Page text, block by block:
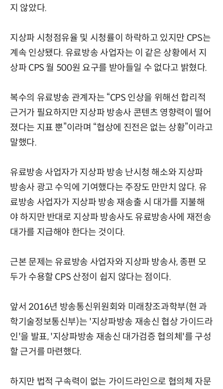
지 않았다.
지상파 시청점유율 및 시청률이 하락하고 있지만 CPS는
계속 인상됐다. 유료방송 사업자는 이 같은 상황에서 지
상파 CPS 월 500원 요구를 받아들일 수 없다고 밝혔다.
복수의 유료방송 관계자는 “CPS 인상을 위해선 합리적
근거가 필요하지만 지상파 방송사 콘텐츠 영향력이 떨어
졌다는 지표 뿐”이라며 “협상에 진전은 없는 상황”이라고
말했다.
유료방송 사업자가 지상파 방송 난시청 해소와 지상파
방송사 광고 수익에 기여했다는 주장도 만만치 않다. 유
료방송 사업자가 지상파 방송 재송출 시 대가를 지불해
야 하지만 반대로 지상파 방송사도 유료방송사에 재전송
대가를 지급해야 한다는 것이다.
근본 문제는 유료방송 사업자와 지상파 방송사, 종편 모
두가 수용할 CPS 산정이 쉽지 않다는 점이다.
앞서 2016년 방송통신위원회와 미래창조과학부(현 과
학기술정보통신부)는 '지상파방송 재송신 협상 가이드라
인'을 발표, '지상파방송 재송신 대가검증 협의체'를 구성
할 근거를 마련했다.
하지만 법적 구속력이 없는 가이드라인으로 협의체 자문